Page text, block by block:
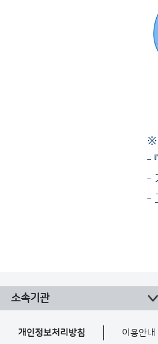
※
- 『
-
-
소속기관
개인정보처리방침 이용안내